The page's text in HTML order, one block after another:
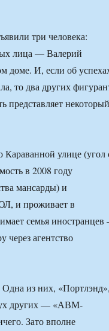
три человека:
лица — Валерий
доме. И, если об
то два других
представляет некоторый
улице (угол
в 2008 году
мансарды) и
и проживает в
семья
через агентство
Одна из них,
других — «АВМ-
Зато вполне